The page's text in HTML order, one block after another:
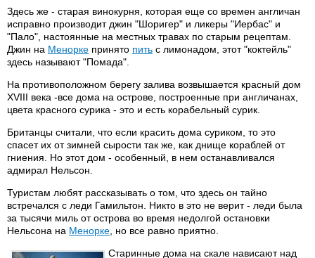
Здесь же - старая винокурня, которая еще со времен англичан
исправно производит джин "Шоригер" и ликеры "Иербас" и
"Пало", настоянные на местных травах по старым рецептам.
Джин на Менорке принято пить с лимонадом, этот "коктейль"
здесь называют "Помада".
На противоположном берегу залива возвышается красный дом
XVIII века -все дома на острове, построенные при англичанах,
цвета красного сурика - это и есть корабельный сурик.
Британцы считали, что если красить дома суриком, то это
спасет их от зимней сырости так же, как днище кораблей от
гниения. Но этот дом - особенный, в нем останавливался
адмирал Нельсон.
Туристам любят рассказывать о том, что здесь он тайно
встречался с леди Гамильтон. Никто в это не верит - леди была
за тысячи миль от острова во время недолгой остановки
Нельсона на Менорке , но все равно приятно.
Старинные дома на скале нависают над